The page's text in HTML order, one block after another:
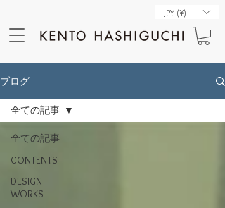
JPY (¥)
ブログ
全ての記事
CONTENTS
DESIGN
WORKS
全ての記事